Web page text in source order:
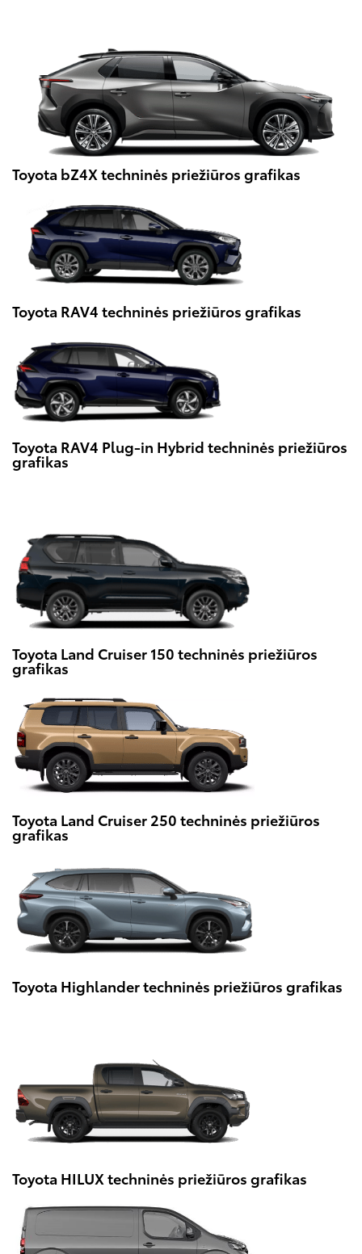
Toyota bZ4X techninės priežiūros grafikas
Toyota RAV4 techninės priežiūros grafikas
Toyota RAV4 Plug-in Hybrid techninės priežiūros
grafikas
Toyota Land Cruiser 150 techninės priežiūros
grafikas
Toyota Land Cruiser 250 techninės priežiūros
grafikas
Toyota Highlander techninės priežiūros grafikas
Toyota HILUX techninės priežiūros grafikas